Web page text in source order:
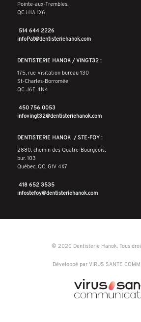
Pointe-aux-Trembles,
QC H1A 1X6
514 644 2226
infoPat@dentisteriehanok.com
DENTISTERIE HANOK / VINGT32 :
175, rue Visitation bureau 130
St-Charles-Borromée
QC J6E 4N4
450 756 0053
infovingt32@dentisteriehanok.com
DENTISTERIE HANOK / STE-FOY :
2880, chemin des Quatre-Bourgeois,
bur. 103
Québec, QC, G1V 4X7
418 652 3535
infostefoy@dentisteriehanok.com
© 2020 Dentisterie Hanok. Tous
Développé par VIRUS SANTE